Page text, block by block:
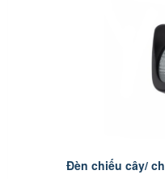
Đèn chiếu cây/